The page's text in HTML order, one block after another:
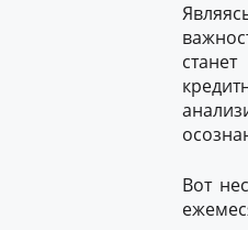
Вот